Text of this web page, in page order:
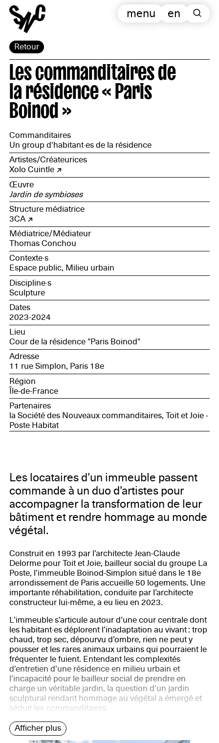
Retour
en
menu
Les commanditaires de
la résidence « Paris
Boinod »
Commanditaires
Un group d'habitant·es de la résidence
Artistes/Créateurices
Xolo Cuintle
Œuvre
Jardin de symbioses
Structure médiatrice
3CA
Médiatrice/Médiateur
Thomas Conchou
Contexte·s
Espace public, Milieu urbain
Discipline·s
Sculpture
Dates
2023-2024
Lieu
Cour de la résidence "Paris Boinod"
Adresse
11 rue Simplon, Paris 18e
Région
Île-de-France
Partenaires
la Société des Nouveaux commanditaires, Toit et Joie -
Poste Habitat
Les locataires d’un immeuble passent
commande à un duo d’artistes pour
accompagner la transformation de leur
bâtiment et rendre hommage au monde
végétal.
Construit en 1993 par l’architecte Jean-Claude
Delorme pour Toit et Joie, bailleur social du groupe La
Poste, l’immeuble Boinod-Simplon situé dans le 18e
arrondissement de Paris accueille 50 logements. Une
importante réhabilitation, conduite par l’architecte
constructeur lui-même, a eu lieu en 2023.
L’immeuble s’articule autour d’une cour centrale dont
les habitant·es déplorent l’inadaptation au vivant : trop
chaud, trop sec, dépourvu d’ombre, rien ne peut y
pousser et les rares animaux urbains qui pourraient le
fréquenter le fuient. Entendant les complexités
d’entretien d’une résidence en milieu urbain et
l’incapacité pour le bailleur social de prendre en
charge un véritable jardin, la question d’un jardin
sculptural rendant hommage au végétal a émergé et
séduit les commanditaires.
Afficher plus